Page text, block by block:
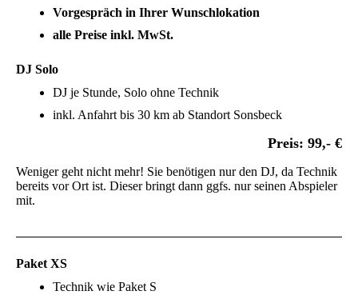
Vorgespräch in Ihrer Wunschlokation
alle Preise inkl. MwSt.
DJ Solo
DJ je Stunde, Solo ohne Technik
inkl. Anfahrt bis 30 km ab Standort Sonsbeck
Preis: 99,- €
Weniger geht nicht mehr! Sie benötigen nur den DJ, da Technik
bereits vor Ort ist. Dieser bringt dann ggfs. nur seinen Abspieler
mit.
Paket XS
Technik wie Paket S